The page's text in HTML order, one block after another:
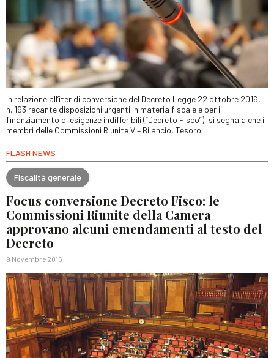
In relazione all’iter di conversione del Decreto Legge 22 ottobre 2016,
n. 193 recante disposizioni urgenti in materia fiscale e per il
finanziamento di esigenze indifferibili (“Decreto Fisco”), si segnala che i
membri delle Commissioni Riunite V – Bilancio, Tesoro
FLASH NEWS
Fiscalità generale
Focus conversione Decreto Fisco: le
Commissioni Riunite della Camera
approvano alcuni emendamenti al testo del
Decreto
9 Novembre 2016